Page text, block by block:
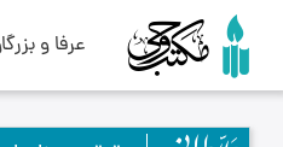
عرفا و